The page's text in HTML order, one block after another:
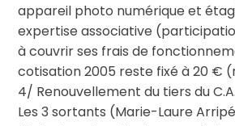
appareil photo numérique et
expertise associative
à couvrir ses frais de
cotisation 2005 reste fixé à 20 €
4/ Renouvellement du tiers du C.A.
Les 3 sortants (Marie-Laure